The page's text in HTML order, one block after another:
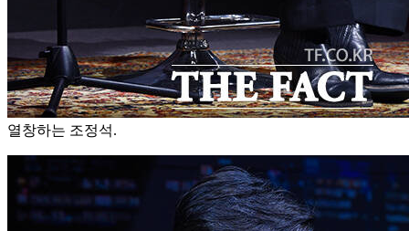
열창하는 조정석.